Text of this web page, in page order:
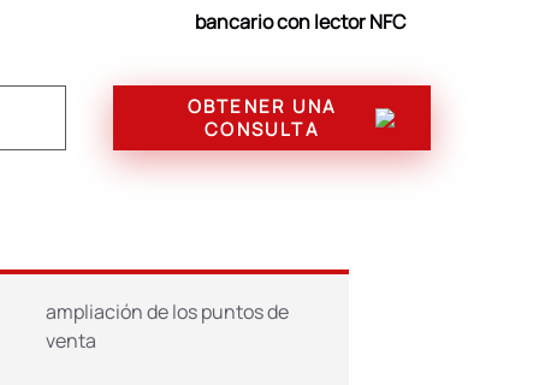
bancario con lector NFC
Router WiFi/4G kit, aceptador de
billetes, aceptador de monedas,
de 2060 mm
OBTENER UNA
CONSULTA
ampliación de los puntos de
venta